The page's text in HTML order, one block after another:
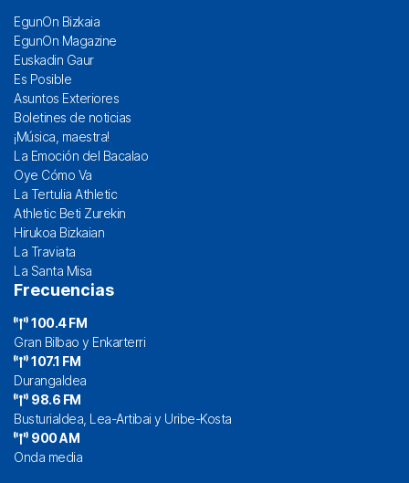
EgunOn Bizkaia
EgunOn Magazine
Euskadin Gaur
Es Posible
Asuntos Exteriores
Boletines de noticias
¡Música, maestra!
La Emoción del Bacalao
Oye Cómo Va
La Tertulia Athletic
Athletic Beti Zurekin
Hirukoa Bizkaian
La Traviata
La Santa Misa
Frecuencias
100.4 FM
Gran Bilbao y Enkarterri
107.1 FM
Durangaldea
98.6 FM
Busturialdea, Lea-Artibai y Uribe-Kosta
900 AM
Onda media